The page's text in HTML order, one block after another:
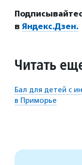
в Яндекс.Дзен.
Читать
Бал для детей с
в Приморье